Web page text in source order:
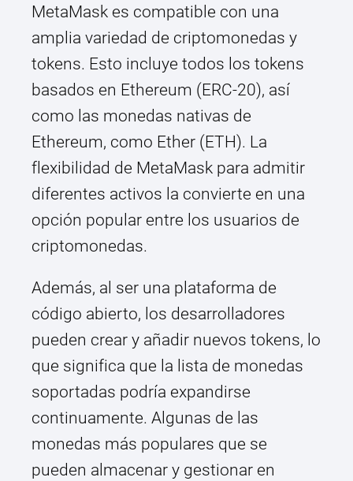
MetaMask es compatible con una
amplia variedad de criptomonedas y
tokens. Esto incluye todos los tokens
basados en Ethereum (ERC-20), así
como las monedas nativas de
Ethereum, como Ether (ETH). La
flexibilidad de MetaMask para admitir
diferentes activos la convierte en una
opción popular entre los usuarios de
criptomonedas.
Además, al ser una plataforma de
código abierto, los desarrolladores
pueden crear y añadir nuevos tokens, lo
que significa que la lista de monedas
soportadas podría expandirse
continuamente. Algunas de las
monedas más populares que se
pueden almacenar y gestionar en